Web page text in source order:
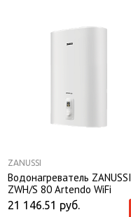
ZANUSSI
Водонагреватель ZANUSSI
ZWH/S 80 Artendo WiFi
21 146.51 руб.